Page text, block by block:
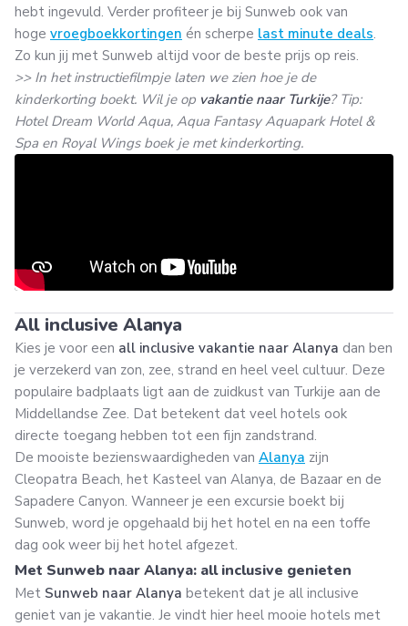
hebt ingevuld. Verder profiteer je bij Sunweb ook van
hoge vroegboekkortingen én scherpe last minute deals.
Zo kun jij met Sunweb altijd voor de beste prijs op reis.
>> In het instructiefilmpje laten we zien hoe je de
kinderkorting boekt. Wil je op vakantie naar Turkije? Tip:
Hotel Dream World Aqua, Aqua Fantasy Aquapark Hotel &
Spa en Royal Wings boek je met kinderkorting.
All inclusive Alanya
Kies je voor een all inclusive vakantie naar Alanya dan ben
je verzekerd van zon, zee, strand en heel veel cultuur. Deze
populaire badplaats ligt aan de zuidkust van Turkije aan de
Middellandse Zee. Dat betekent dat veel hotels ook
directe toegang hebben tot een fijn zandstrand.
De mooiste bezienswaardigheden van Alanya zijn
Cleopatra Beach, het Kasteel van Alanya, de Bazaar en de
Sapadere Canyon. Wanneer je een excursie boekt bij
Sunweb, word je opgehaald bij het hotel en na een toffe
dag ook weer bij het hotel afgezet.
Met Sunweb naar Alanya: all inclusive genieten
Met Sunweb naar Alanya betekent dat je all inclusive
geniet van je vakantie. Je vindt hier heel mooie hotels met